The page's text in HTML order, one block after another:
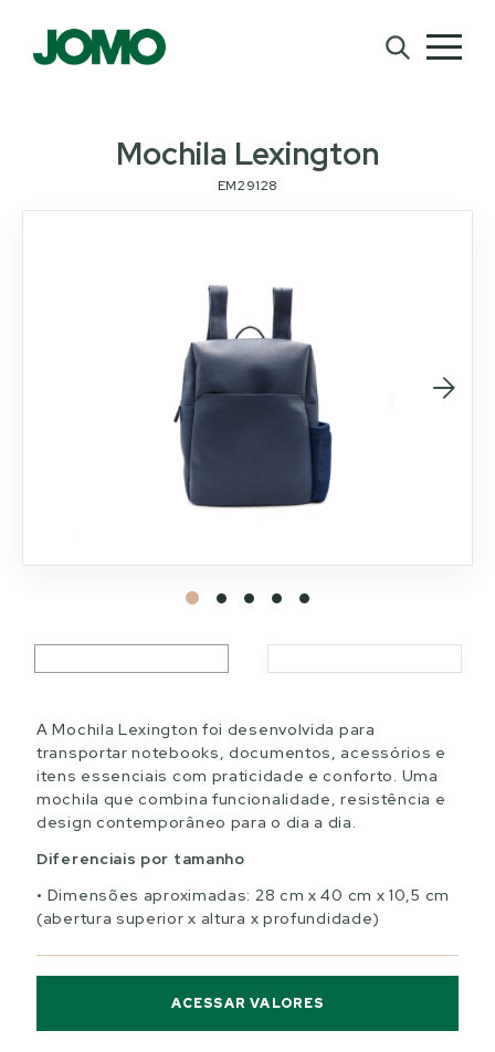
Mochila Lexington
EM29128
A Mochila Lexington foi desenvolvida para
transportar notebooks, documentos, acessórios e
itens essenciais com praticidade e conforto. Uma
mochila que combina funcionalidade, resistência e
design contemporâneo para o dia a dia.
Diferenciais por tamanho
Dimensões aproximadas: 28 cm x 40 cm x 10,5 cm
(abertura superior x altura x profundidade)
ACESSAR VALORES